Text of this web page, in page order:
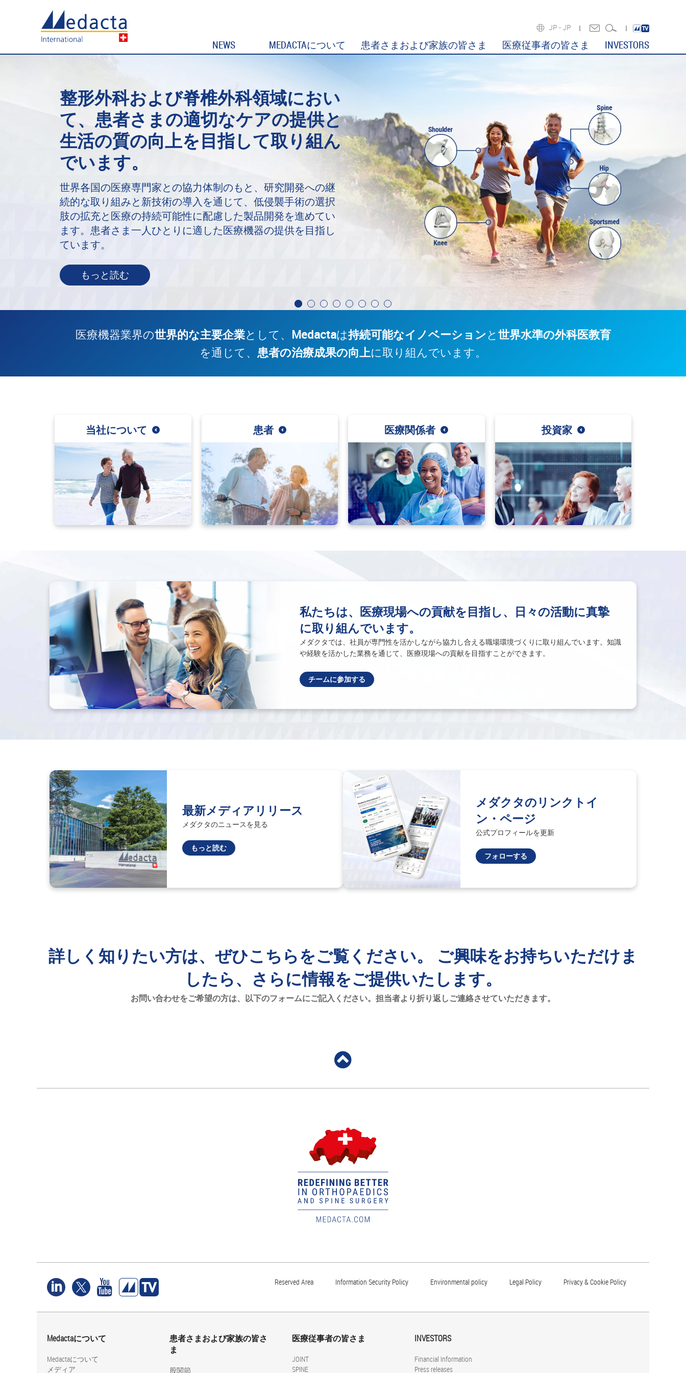
JP - JP
NEWS MEDACTAについて 患者さまおよび家族の皆さま 医療従事者の皆さま INVESTORS
整形外科および脊椎外科領域におい
て、患者さまの適切なケアの提供と
生活の質の向上を目指して取り組ん
でいます。
世界各国の医療専門家との協力体制のもと、研究開発への継
続的な取り組みと新技術の導入を通じて、低侵襲手術の選択
肢の拡充と医療の持続可能性に配慮した製品開発を進めてい
ます。患者さま一人ひとりに適した医療機器の提供を目指し
ています。
もっと読む
医療機器業界の世界的な主要企業として、 Medactaは持続可能なイノベーションと 世界水準の外科医教育
を通じて、 患者の治療成果の向上に取り組んでいます。
当社について 患者 医療関係者 投資家
私たちは、医療現場への貢献を目指し、日々の活動に真摯
に取り組んでいます。
メダクタでは、社員が専門性を活かしながら協力し合える職場環境づくりに取り組んでいます。知識
や経験を活かした業務を通じて、医療現場への貢献を目指すことができます。
チームに参加する
最新メディアリリース
メダクタのニュースを見る
もっと読む
メダクタのリンクトイ
ン・ページ
公式プロフィールを更新
フォローする
詳しく知りたい方は、ぜひこちらをご覧ください。 ご興味をお持ちいただけま
したら、さらに情報をご提供いたします。
お問い合わせをご希望の方は、以下のフォームにご記入ください。担当者より折り返しご連絡させていただきます。
Reserved Area Information Security Policy Environmental policy Legal Policy Privacy & Cookie Policy
Medactaについて
Medactaについて
メディア
患者さまおよび家族の皆さ
ま
股関節
医療従事者の皆さま
JOINT
SPINE
INVESTORS
Financial Information
Press releases